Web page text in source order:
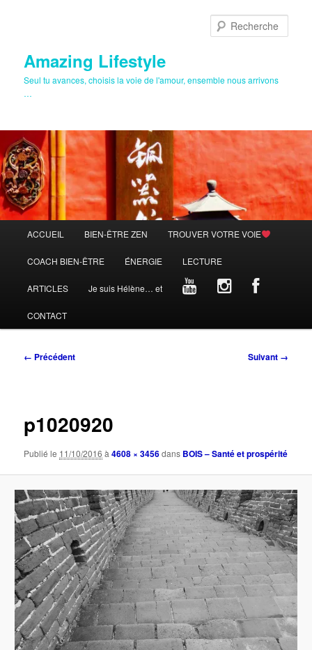
Amazing Lifestyle
Seul tu avances, choisis la voie de l'amour, ensemble nous arrivons
…
principal
ACCUEIL BIEN-ÊTRE ZEN TROUVER VOTRE VOIE
COACH BIEN-ÊTRE ÉNERGIE LECTURE
ARTICLES Je suis Hélène… et
CONTACT
Navigation
← Précédent Suivant →
p1020920
Publié le 11/10/2016 à4608 × 3456dans BOIS – Santé et prospérité